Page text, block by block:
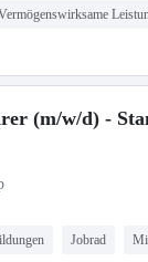
(m/w/d) -
Jobrad